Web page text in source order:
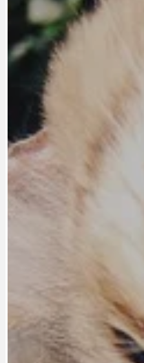
CYKLOVÝLETY
DATA A VÝROČÍ
DEZINFORMACE
DOPORUČUJEME